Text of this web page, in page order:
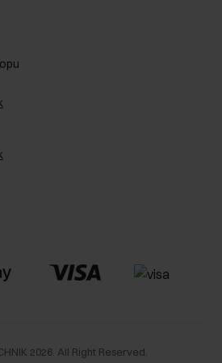
(FAQ)
údajov
2026 . All Right Reserved.